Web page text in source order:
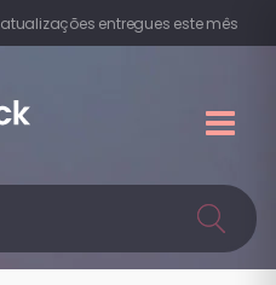
atualizações entregues este mês